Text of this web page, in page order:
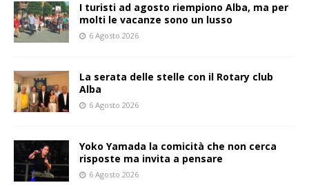
I turisti ad agosto riempiono Alba, ma per
molti le vacanze sono un lusso
6 Agosto 2026
La serata delle stelle con il Rotary club
Alba
6 Agosto 2026
Yoko Yamada la comicità che non cerca
risposte ma invita a pensare
6 Agosto 2026